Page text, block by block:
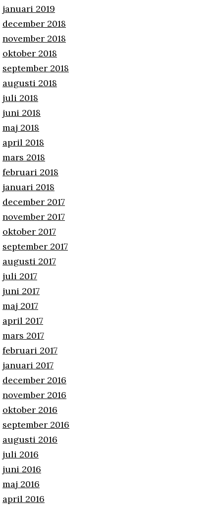
januari 2019
december 2018
november 2018
oktober 2018
september 2018
augusti 2018
juli 2018
juni 2018
maj 2018
april 2018
mars 2018
februari 2018
januari 2018
december 2017
november 2017
oktober 2017
september 2017
augusti 2017
juli 2017
juni 2017
maj 2017
april 2017
mars 2017
februari 2017
januari 2017
december 2016
november 2016
oktober 2016
september 2016
augusti 2016
juli 2016
juni 2016
maj 2016
april 2016